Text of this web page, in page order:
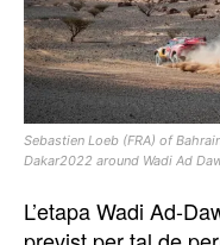
Sebastien Loeb (FRA) of
Dakar2022 around Wadi Ad
L’etapa Wadi Ad-